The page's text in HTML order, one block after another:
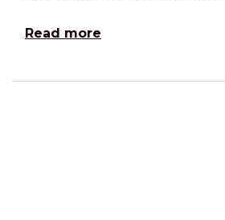
Read more